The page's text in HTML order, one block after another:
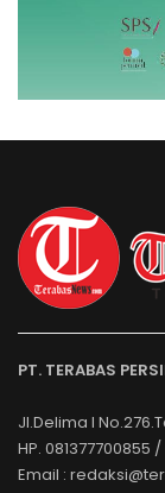
PT. TERABAS
Jl.Delima I
HP. 081377700855
Email :